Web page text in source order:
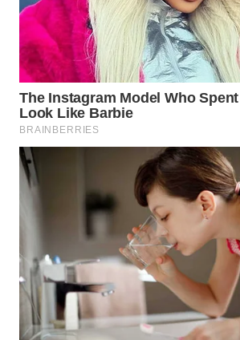
WN
PAKPAK
WN
KARAWANG
BEKASI
WN
DEPOK
WN